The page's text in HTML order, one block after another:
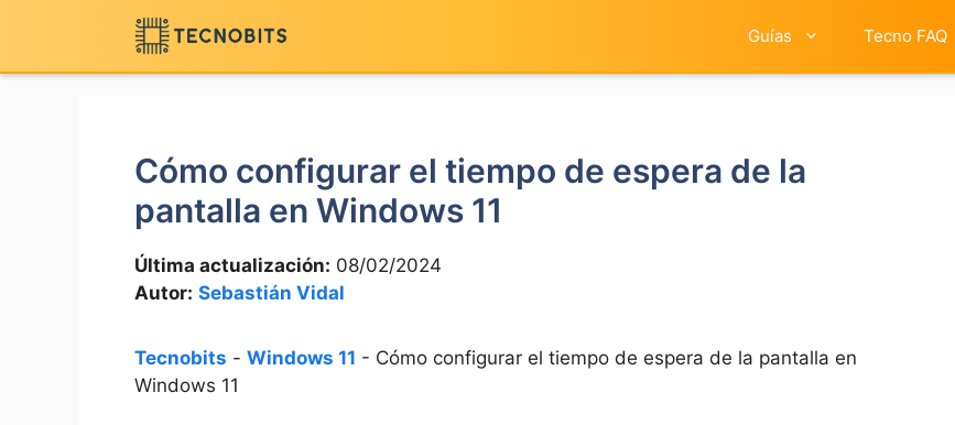
contenido
Guías Tecno FAQ
Cómo configurar el tiempo de espera de la
pantalla en Windows 11
Última actualización: 08/02/2024
Autor: Sebastián Vidal
Tecnobits - Windows 11 - Cómo configurar el tiempo de espera de la pantalla en
Windows 11